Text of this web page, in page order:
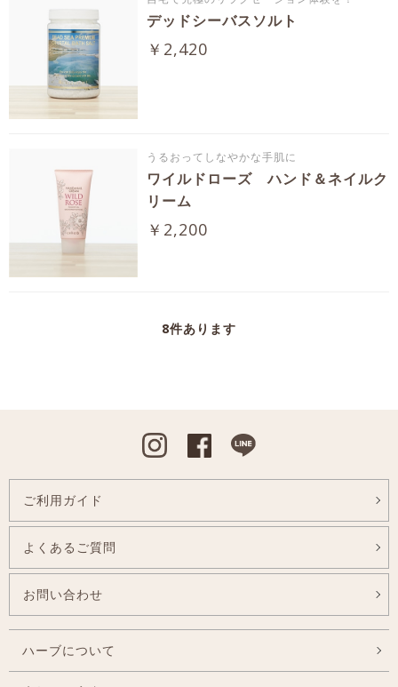
デッドシーバスソルト
￥2,420
うるおってしなやかな手肌に
ワイルドローズ ハンド＆ネイルク
リーム
￥2,200
8件あります
Instagram
ご利用ガイド
よくあるご質問
お問い合わせ
ハーブについて